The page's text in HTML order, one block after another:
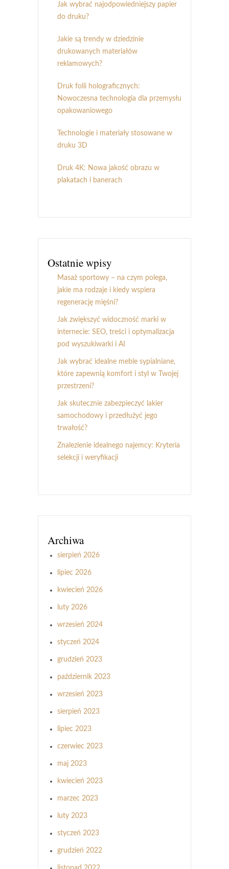
Jak wybrać najodpowiedniejszy papier
do druku?
Jakie są trendy w dziedzinie
drukowanych materiałów
reklamowych?
Druk folii holograficznych:
Nowoczesna technologia dla przemysłu
opakowaniowego
Technologie i materiały stosowane w
druku 3D
Druk 4K: Nowa jakość obrazu w
plakatach i banerach
Ostatnie wpisy
Masaż sportowy – na czym polega,
jakie ma rodzaje i kiedy wspiera
regenerację mięśni?
Jak zwiększyć widoczność marki w
internecie: SEO, treści i optymalizacja
pod wyszukiwarki i AI
Jak wybrać idealne meble sypialniane,
które zapewnią komfort i styl w Twojej
przestrzeni?
Jak skutecznie zabezpieczyć lakier
samochodowy i przedłużyć jego
trwałość?
Znalezienie idealnego najemcy: Kryteria
selekcji i weryfikacji
Archiwa
sierpień 2026
lipiec 2026
kwiecień 2026
luty 2026
wrzesień 2024
styczeń 2024
grudzień 2023
październik 2023
wrzesień 2023
sierpień 2023
lipiec 2023
czerwiec 2023
maj 2023
kwiecień 2023
marzec 2023
luty 2023
styczeń 2023
grudzień 2022